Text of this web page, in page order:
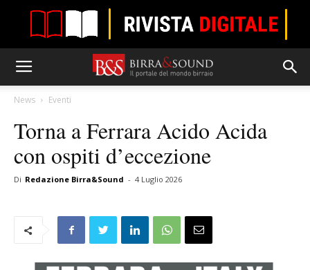
News Eventi
Torna a Ferrara Acido Acida
con ospiti d’eccezione
Di Redazione Birra&Sound - 4 Luglio 2026